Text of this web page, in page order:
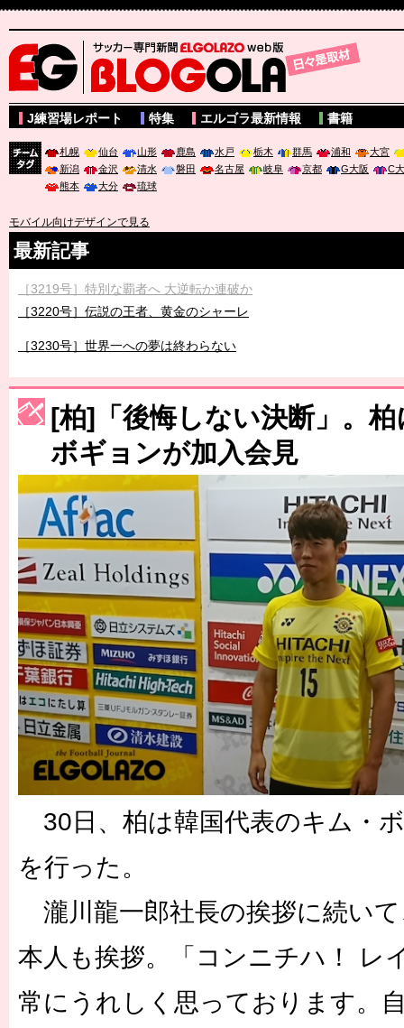
サッカー専門新聞ELGOLAZO web版 BLOGOLA
J練習場レポート 特集 エルゴラ最新情報 書籍
札幌 仙台 山形 鹿島 水戸 栃木 群馬 浦和
大宮
新潟
金沢 清水 磐田 名古屋 岐阜 京都 G大阪
C
熊本
大分 琉球
モバイル向けデザインで見る
最新記事
［3219号］特別な覇者へ 大逆転か連破か
［3220号］伝説の王者、黄金のシャーレ
［3230号］世界一への夢は終わらない
［3223号］一丸。日本出陣
［3222号］史上最大のW杯開幕 注目は「個」
長谷川 アーリアジャスールさんがシンポジウム「気候変動から命
[柏]「後悔しない決断」。
ボギョンが加入会見
30日、柏は韓国代表のキム・
を行った。
瀧川龍一郎社長の挨拶に続い
本人も挨拶。「コンニチハ！ レ
常にうれしく思っております。